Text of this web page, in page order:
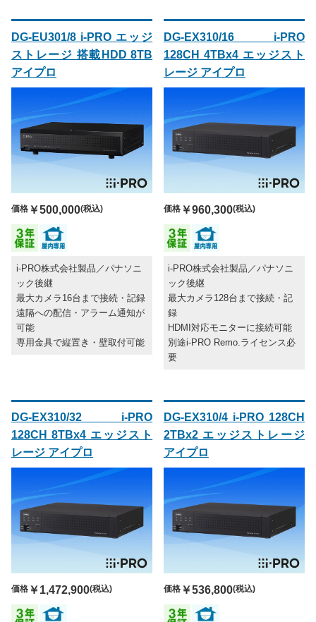
DG-EU301/8 i-PRO エッジ
ストレージ 搭載HDD 8TB
アイプロ
価格 ￥500,000(税込)
i-PRO株式会社製品／パナソニ
ック後継
最大カメラ16台まで接続・記録
遠隔への配信・アラーム通知が
可能
専用金具で縦置き・壁取付可能
DG-EX310/16 i-PRO
128CH 4TBx4 エッジスト
レージ アイプロ
価格￥960,300(税込)
i-PRO株式会社製品／パナソニ
ック後継
最大カメラ128台まで接続・記
録
HDMI対応モニターに接続可能
別途i-PRO Remo.ライセンス必
要
DG-EX310/32 i-PRO
128CH 8TBx4 エッジスト
レージ アイプロ
価格 ￥1,472,900(税込)
DG-EX310/4 i-PRO 128CH
2TBx2 エッジストレージ
アイプロ
価格￥536,800(税込)